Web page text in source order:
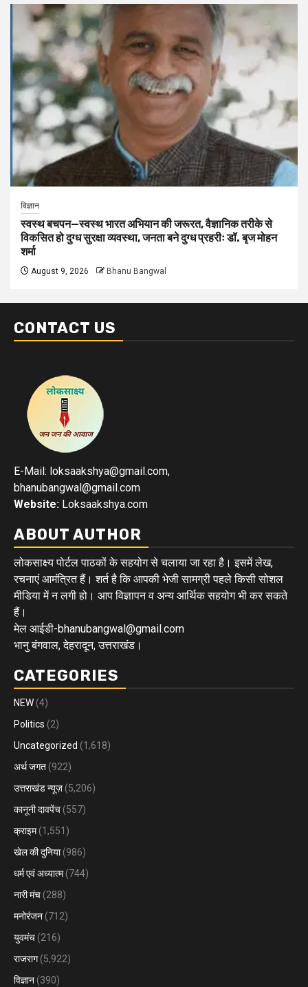
विज्ञान
स्वस्थ बचपन—स्वस्थ भारत अभियान की जरूरत, वैज्ञानिक तरीके से
विकसित हो दुग्ध सुरक्षा व्यवस्था, जनता बने दुग्ध प्रहरीः डॉ. बृज मोहन
शर्मा
August 9, 2026 Bhanu Bangwal
CONTACT US
E-Mail: loksaakshya@gmail.com,
bhanubangwal@gmail.com
Website: Loksaakshya.com
ABOUT AUTHOR
लोकसाक्ष्य पोर्टल पाठकों के सहयोग से चलाया जा रहा है। इसमें लेख,
रचनाएं आमंत्रित हैं। शर्त है कि आपकी भेजी सामग्री पहले किसी सोशल
मीडिया में न लगी हो। आप विज्ञापन व अन्य आर्थिक सहयोग भी कर सकते
हैं।
मेल आईडी-bhanubangwal@gmail.com
भानु बंगवाल, देहरादून, उत्तराखंड।
CATEGORIES
NEW (4)
Politics (2)
Uncategorized (1,618)
अर्थ जगत (922)
उत्तराखंड न्यूज़ (5,206)
कानूनी दावपेंच (557)
क्राइम(1,551)
खेल की दुनिया(986)
धर्म एवं अध्यात्म(744)
नारी मंच (288)
मनोरंजन (712)
युवमंच (216)
राजराग(5,922)
विज्ञान (390)